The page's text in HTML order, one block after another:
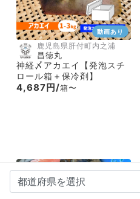
動画あり
鹿児島県肝付町内之浦
昌徳丸
神経〆アカエイ【発泡スチ
ロール箱＋保冷剤】
4,687円/箱〜